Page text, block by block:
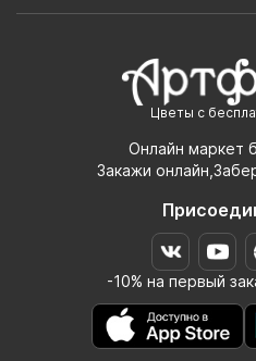
Цветы с
Онлайн маркет
Закажи
-10% на первый